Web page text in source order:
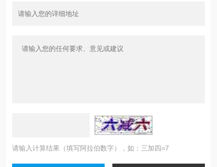
请输入计算结果（填写阿拉伯数字），如：三加四=7